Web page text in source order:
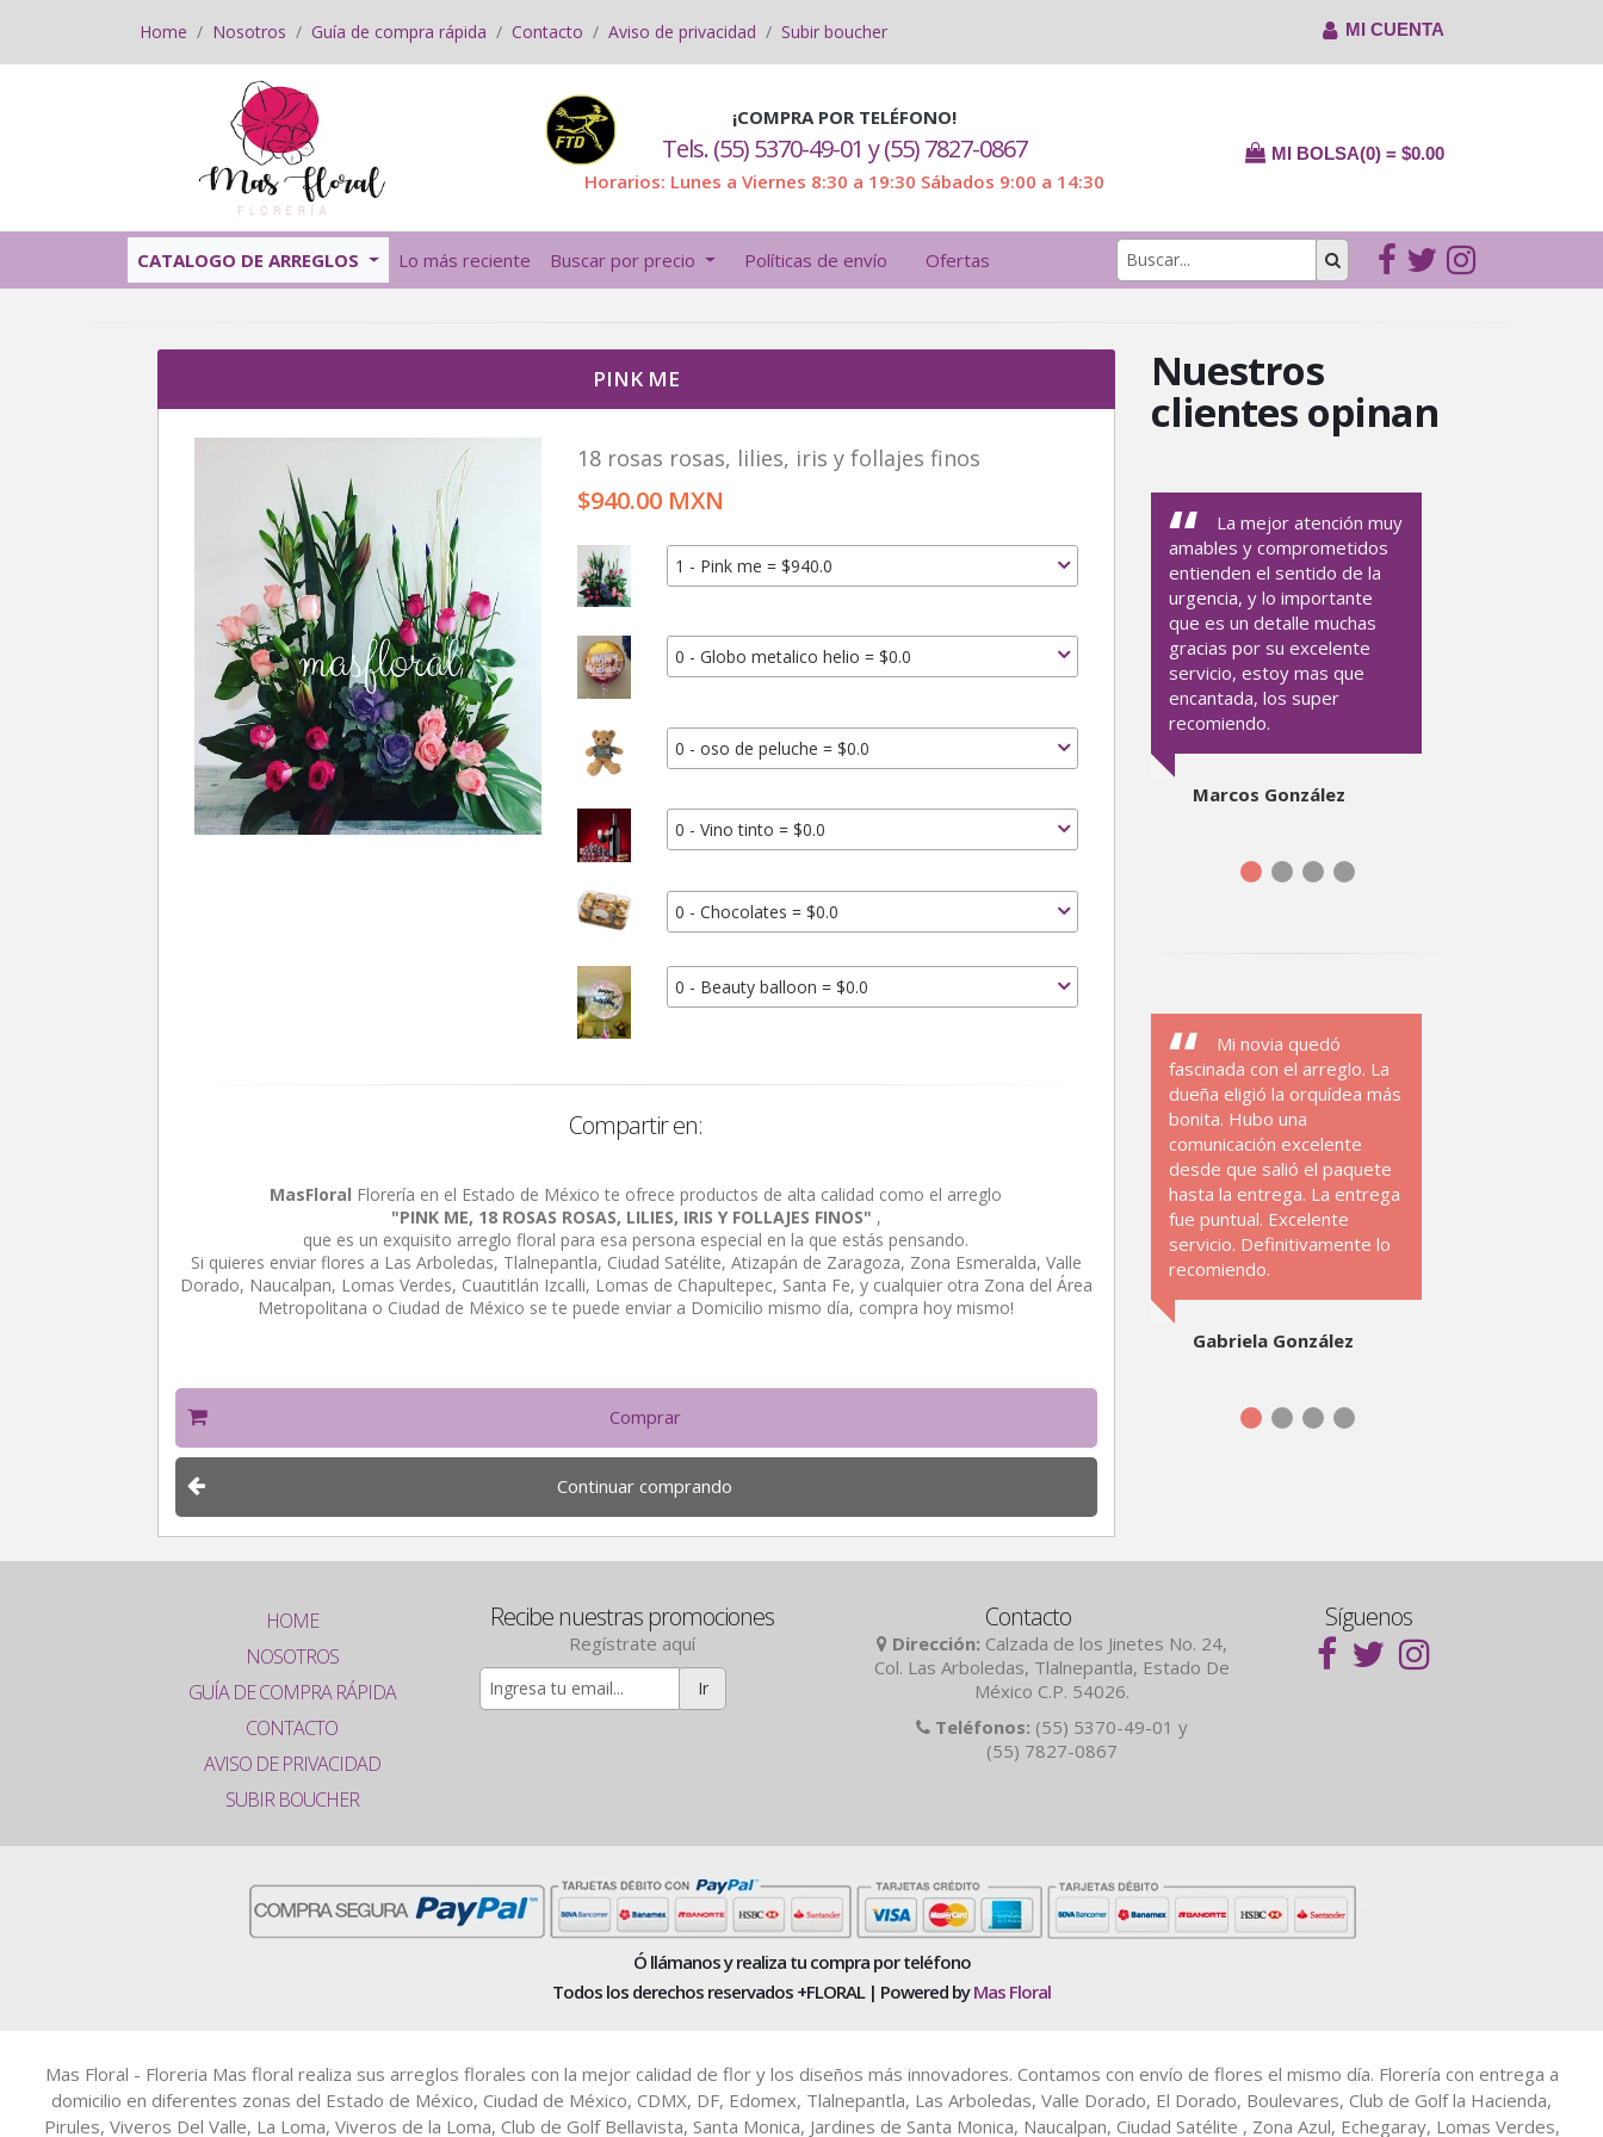
Home Nosotros Guía de compra rápida Contacto Aviso de privacidad Subir boucher MI CUENTA
¡COMPRA POR TELÉFONO!
Tels. (55) 5370-49-01 y (55) 7827-0867
Horarios: Lunes a Viernes 8:30 a 19:30 Sábados 9:00 a 14:30
MI BOLSA(0) = $0.00
CATALOGO DE ARREGLOS Lo más reciente Buscar por precio Políticas de envío Ofertas
PINK ME
18 rosas rosas, lilies, iris y follajes finos
$940.00 MXN
1 - Pink me = $940.0
0 - Globo metalico helio = $0.0
0 - oso de peluche = $0.0
0 - Vino tinto = $0.0
0 - Chocolates = $0.0
0 - Beauty balloon = $0.0
Compartir en:
MasFloral Florería en el Estado de México te ofrece productos de alta calidad como el arreglo
"PINK ME, 18 ROSAS ROSAS, LILIES, IRIS Y FOLLAJES FINOS" ,
que es un exquisito arreglo floral para esa persona especial en la que estás pensando.
Si quieres enviar flores a Las Arboledas, Tlalnepantla, Ciudad Satélite, Atizapán de Zaragoza, Zona Esmeralda, Valle
Dorado, Naucalpan, Lomas Verdes, Cuautitlán Izcalli, Lomas de Chapultepec, Santa Fe, y cualquier otra Zona del Área
Metropolitana o Ciudad de México se te puede enviar a Domicilio mismo día, compra hoy mismo!
Comprar
Continuar comprando
Nuestros
clientes opinan
La mejor atención muy
amables y comprometidos
entienden el sentido de la
urgencia, y lo importante
que es un detalle muchas
gracias por su excelente
servicio, estoy mas que
encantada, los super
recomiendo.
Marcos González
Mi novia quedó
fascinada con el arreglo. La
dueña eligió la orquídea más
bonita. Hubo una
comunicación excelente
desde que salió el paquete
hasta la entrega. La entrega
fue puntual. Excelente
servicio. Definitivamente lo
recomiendo.
Gabriela González
HOME
NOSOTROS
GUÍA DE COMPRA RÁPIDA
CONTACTO
AVISO DE PRIVACIDAD
SUBIR BOUCHER
Recibe nuestras promociones
Regístrate aquí
Ir
Contacto
Dirección: Calzada de los Jinetes No. 24,
Col. Las Arboledas, Tlalnepantla, Estado De
México C.P. 54026.
Teléfonos: (55) 5370-49-01 y
(55) 7827-0867
Síguenos
Ó llámanos y realiza tu compra por teléfono
Todos los derechos reservados +FLORAL | Powered byMas Floral
Mas Floral - Floreria Mas floral realiza sus arreglos florales con la mejor calidad de flor y los diseños más innovadores. Contamos con envío de flores el mismo día. Florería con entrega a
domicilio en diferentes zonas del Estado de México, Ciudad de México, CDMX, DF, Edomex, Tlalnepantla, Las Arboledas, Valle Dorado, El Dorado, Boulevares, Club de Golf la Hacienda,
Pirules, Viveros Del Valle, La Loma, Viveros de la Loma, Club de Golf Bellavista, Santa Monica, Jardines de Santa Monica, Naucalpan, Ciudad Satélite , Zona Azul, Echegaray, Lomas Verdes,